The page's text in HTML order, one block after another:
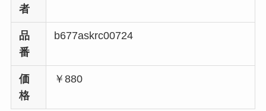
者
品
番
b677askrc00724
価
格
￥880